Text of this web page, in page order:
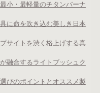
小・最軽量のチタンバーナ
に命を吹き込む美しき日本
サイトを渋く格上げする真
融合するライトブッシュク
びのポイントとオススメ製